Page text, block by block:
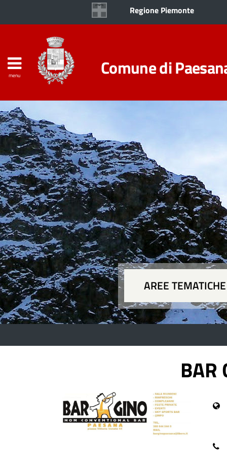
Regione Piemonte
menu Comune di
AREE TEMATICHE
BAR